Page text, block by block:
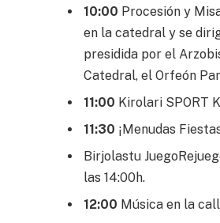
10:00 Procesión y
en la catedral y se
presidida por el
Catedral, el Orfeón
11:00 Kirolari SPORT
11:30 ¡Menudas
Birjolastu
las 14:00h.
12:00 Música en la